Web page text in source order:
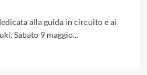
alla guida in circuito e ai
Sabato 9 maggio...